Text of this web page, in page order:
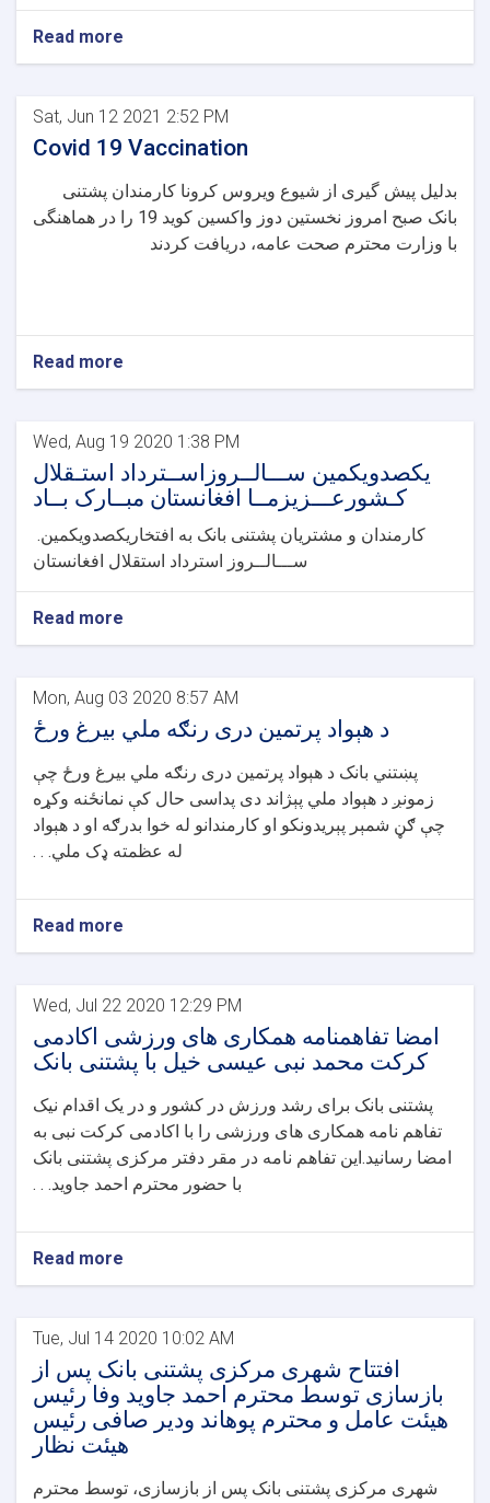
Read more
Sat, Jun 12 2021 2:52 PM
Covid 19 Vaccination
بدلیل پیش گیری از شیوع ویروس کرونا کارمندان پشتنی
بانک صبح امروز نخستین دوز واکسین کوید 19 را در هماهنگی
با وزارت محترم صحت عامه، دریافت کردند
Read more
Wed, Aug 19 2020 1:38 PM
یکصدویکمین ســـالــروزاســترداد استـقلال
کـشورعـــزیزمــا افغانستان مبــارک بــاد
.کارمندان و مشتریان پشتنی بانک به افتخاریکصدویکمین
ســـالــروز استرداد استقلال افغانستان
Read more
Mon, Aug 03 2020 8:57 AM
د هېواد پرتمین دری رنګه ملي بیرغ ورځ
پښتني بانک د هېواد پرتمین دری رنګه ملي بیرغ ورځ چې
زمونږ د هېواد ملي پېژاند دی پداسی حال کې نمانځنه وکړه
چې ګڼ شمېر پېریدونکو او کارمندانو له خوا بدرګه او د هېواد
له عظمته ډک ملي. . .
Read more
Wed, Jul 22 2020 12:29 PM
امضا تفاهمنامه همکاری های ورزشی اکادمی
کرکت محمد نبی عیسی خیل با پشتنی بانک
پشتنی بانک برای رشد ورزش در کشور و در یک اقدام نیک
تفاهم نامه همکاری های ورزشی را با اکادمی کرکت نبی به
امضا رسانید.این تفاهم نامه در مقر دفتر مرکزی پشتنی بانک
با حضور محترم احمد جاوید. . .
Read more
Tue, Jul 14 2020 10:02 AM
افتتاح شهری مرکزی پشتنی بانک پس از
بازسازی توسط محترم احمد جاوید وفا رئیس
هیئت عامل و محترم پوهاند ودیر صافی رئیس
هیئت نظار
شهری مرکزی پشتنی بانک پس از بازسازی، توسط محترم